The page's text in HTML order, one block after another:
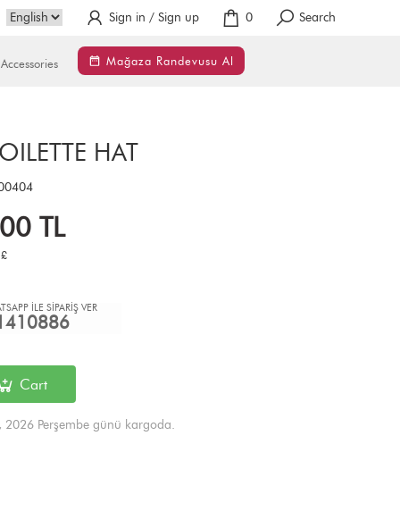
Sign in / Sign up 0 Search
Mağaza Randevusu Al
HAT
TL
£
İLE SİPARİŞ VER
Cart
2026 Perşembe günü kargoda.